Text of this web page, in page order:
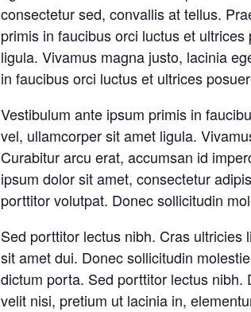
consectetur sed, convallis at tellus.
primis in faucibus orci luctus et
ligula. Vivamus magna justo, lacinia
in faucibus orci luctus et ultrices
Vestibulum ante ipsum primis in
vel, ullamcorper sit amet ligula.
Curabitur arcu erat, accumsan id
ipsum dolor sit amet, consectetur
porttitor volutpat. Donec sollicitudin
Sed porttitor lectus nibh. Cras
sit amet dui. Donec sollicitudin
dictum porta. Sed porttitor lectus
velit nisi, pretium ut lacinia in,